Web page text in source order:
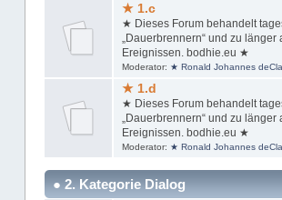
★ 1.c
★ Dieses Forum behandelt
„Dauerbrennern“ und zu
Ereignissen. bodhie.eu ★
Moderator: ★ Ronald Johannes
★ 1.d
★ Dieses Forum behandelt
„Dauerbrennern“ und zu
Ereignissen. bodhie.eu ★
Moderator: ★ Ronald Johannes
● 2. Kategorie Dialog